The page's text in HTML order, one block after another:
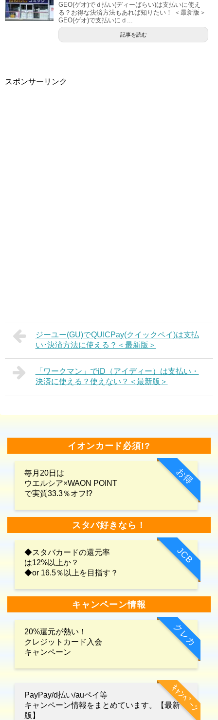
GEO(ゲオ)でｄ払い(ディーばらい)は支払いに使え
る？お得な決済方法もあれば知りたい！ ＜最新版＞
GEO(ゲオ)で支払いにｄ...
記事を読む
スポンサーリンク
ジーユー(GU)でQUICPay(クイックペイ)は支払
い･決済方法に使える？＜最新版＞
「ワークマン」でiD（アイディー）は支払い・
決済に使える？使えない？＜最新版＞
イオンカード必須!?
お得
毎月20日は
ウエルシア×WAON POINT
で実質33.3％オフ!?
スタバ好きなら！
JCB
◆スタバカードの還元率
は12%以上か？
◆or 16.5％以上を目指す？
キャンペーン情報
クレカ
20%還元が熱い！
クレジットカード入会
キャンペーン
ｷｬﾝﾍﾟｰﾝ
PayPay/d払い/auペイ等
キャンペーン情報をまとめています。【最新
版】